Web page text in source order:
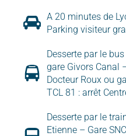
A 20 minutes de
Parking visiteur
Desserte par le
gare Givors Canal
Docteur Roux ou
TCL 81 : arrêt
Desserte par le
Etienne – Gare